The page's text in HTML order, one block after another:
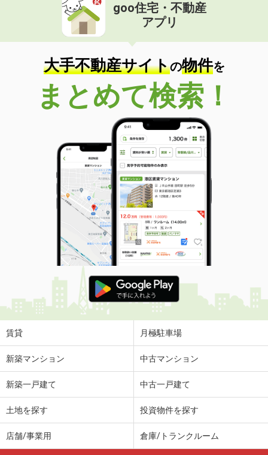
goo住宅・不動産
アプリ
大手不動産サイトの物件を
まとめて検索！
賃貸 月極駐車場
新築マンション 中古マンション
新築一戸建て 中古一戸建て
土地を探す 投資物件を探す
店舗/事業用 倉庫/トランクルーム